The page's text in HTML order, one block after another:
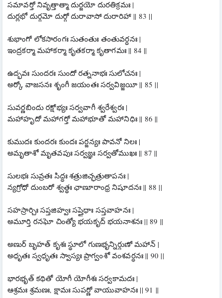
సమావర్తో నివృత్తాత్మా దుర్జయో దురతిక్రమః |
దుర్లభో దుర్గమో దుర్గో దురావాసో దురారిహా || 83 ||
శుభాంగో లోకసారంగః సుతంతుః తంతువర్ధనః |
ఇంద్రకర్మా మహాకర్మా కృతకర్మా కృతాగమః || 84 ||
ఉద్భవః సుందరః సుందో రత్ననాభః సులోచనః |
అర్కో వాజసనః శృంగీ జయంతః సర్వవిజ్జయీ || 85 ||
సువర్ణబిందు రక్షోభ్యః సర్వవాగీ శ్వరేశ్వరః |
మహాహృదో మహాగర్తో మహాభూతో మహానిధిః || 86 ||
కుముదః కుందరః కుందః పర్జన్యః పావనో నిలః |
అమృతాశో మృతవపుః సర్వఙ్ఞః సర్వతోముఖః || 87 ||
సులభః సువ్రతః సిద్ధః శత్రుజిచ్ఛత్రుతాపనః |
న్యగ్రోధో దుంబరో శ్వత్థః ఛాణూరాంధ్ర నిషూదనః || 88 ||
సహస్రార్చిః సప్తజిహ్వః సప్తైధాః సప్తవాహనః |
అమూర్తి రనఘో చింత్యో భయకృద్ భయనాశనః || 89 ||
అణుర్ బృహత్ కృశః స్థూలో గుణభృన్నిర్గుణో మహాన్ |
అధృతః స్వధృతః స్వాస్యః ప్రాగ్వంశో వంశవర్ధనః || 90 ||
భారభృత్ కథితో యోగీ యోగీశః సర్వకామదః |
ఆశ్రమః శ్రమణః, క్షామః సుపర్ణో వాయువాహనః || 91 ||